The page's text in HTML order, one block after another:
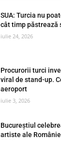
SUA: Turcia nu
cât timp păstrează
iulie 24, 2026
Procurorii turci
viral de stand-up.
aeroport
iulie 3, 2026
Bucureștiul
artiste ale